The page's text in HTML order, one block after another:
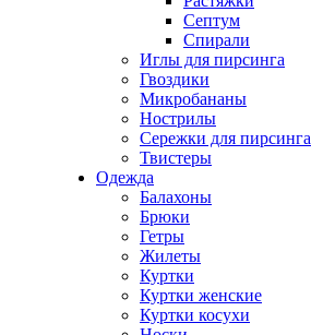
Септум
Спирали
Иглы для пирсинга
Гвоздики
Микробананы
Нострилы
Сережки для пирсинга
Твистеры
Одежда
Балахоны
Брюки
Гетры
Жилеты
Куртки
Куртки женские
Куртки косухи